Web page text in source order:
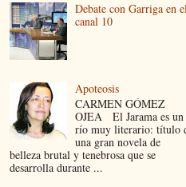
Debate con Garriga en
canal 10
Apoteosis
CARMEN GÓMEZ
OJEA El Jarama es un
río muy literario: título
una gran novela de
belleza brutal y tenebrosa que se
desarrolla durante ...